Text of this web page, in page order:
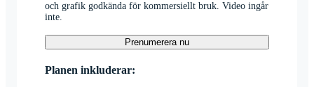
och grafik godkända för kommersiellt bruk. Video ingår
inte.
Prenumerera nu
Planen inkluderar: